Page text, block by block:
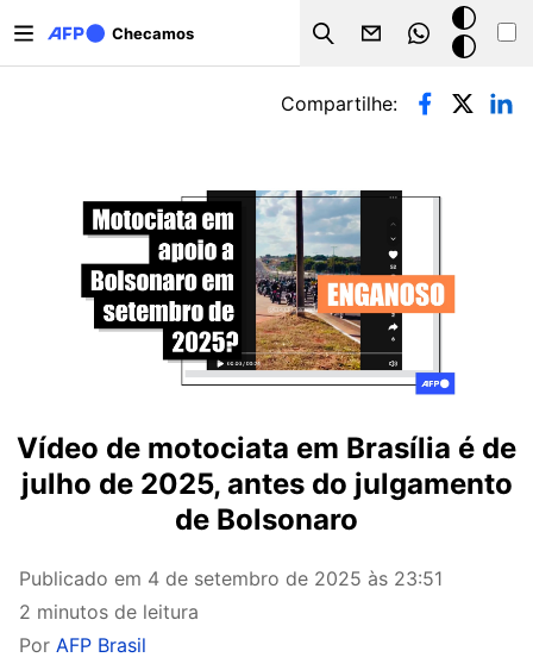
Checamos
Search
Modo
escuro
Abas primárias
Compartilhe:
Vídeo de motociata em Brasília é de
julho de 2025, antes do julgamento
de Bolsonaro
Publicado em 4 de setembro de 2025 às 23:51
2 minutos de leitura
Por AFP Brasil